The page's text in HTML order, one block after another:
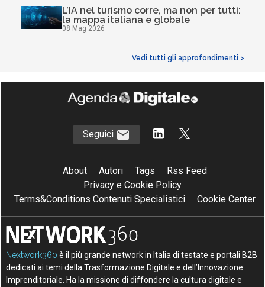
L’IA nel turismo corre, ma non per tutti:
la mappa italiana e globale
08 Mag 2026
Vedi tutti gli approfondimenti >
Seguici
About Autori Tags
Rss Feed
Privacy e Cookie Policy
Terms&Conditions Contenuti Specialistici
Cookie Center
Nextwork360 è il più grande network in Italia di testate e portali B2B
dedicati ai temi della Trasformazione Digitale e dell’Innovazione
Imprenditoriale. Ha la missione di diffondere la cultura digitale e